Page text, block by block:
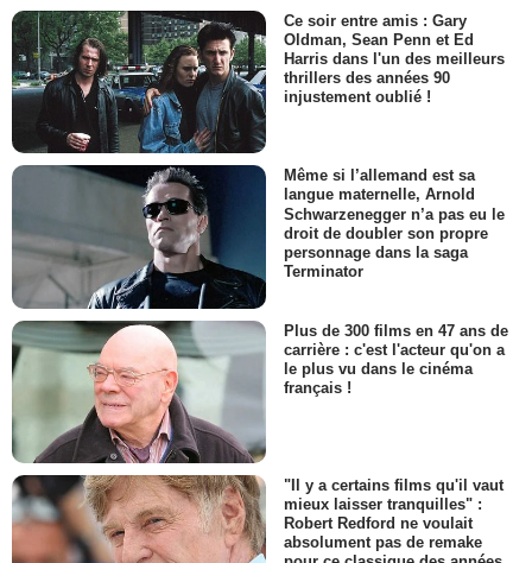
Ce soir entre amis : Gary
Oldman, Sean Penn et Ed
Harris dans l'un des meilleurs
thrillers des années 90
injustement oublié !
Même si l’allemand est sa
langue maternelle, Arnold
Schwarzenegger n’a pas eu le
droit de doubler son propre
personnage dans la saga
Terminator
Plus de 300 films en 47 ans de
carrière : c'est l'acteur qu'on a
le plus vu dans le cinéma
français !
"Il y a certains films qu'il vaut
mieux laisser tranquilles" :
Robert Redford ne voulait
absolument pas de remake